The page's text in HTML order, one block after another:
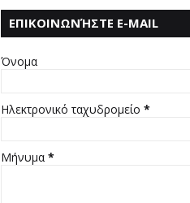
ΕΠΙΚΟΙΝΩΝΉΣΤΕ E-MAIL
Όνομα
Ηλεκτρονικό ταχυδρομείο *
Μήνυμα *